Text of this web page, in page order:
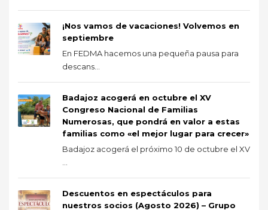
¡Nos vamos de vacaciones! Volvemos en
septiembre
En FEDMA hacemos una pequeña pausa para
descans...
Badajoz acogerá en octubre el XV
Congreso Nacional de Familias
Numerosas, que pondrá en valor a estas
familias como «el mejor lugar para crecer»
Badajoz acogerá el próximo 10 de octubre el XV
Descuentos en espectáculos para
nuestros socios (Agosto 2026) – Grupo